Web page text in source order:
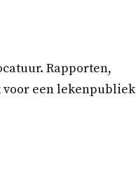
Rapporten,
voor een lekenpubliek